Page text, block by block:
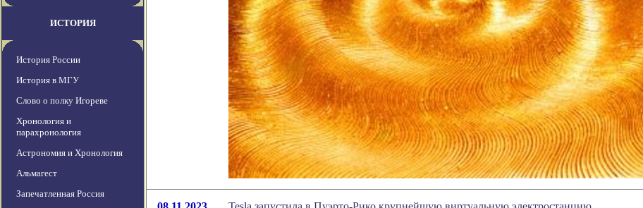
ИСТОРИЯ
История России
История в МГУ
Слово о полку Игореве
Хронология и
парахронология
Астрономия и Хронология
Альмагест
Запечатленная Россия